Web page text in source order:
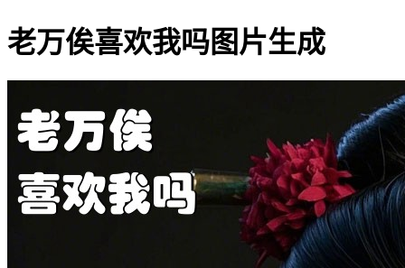
老万俟喜欢我吗图片生成